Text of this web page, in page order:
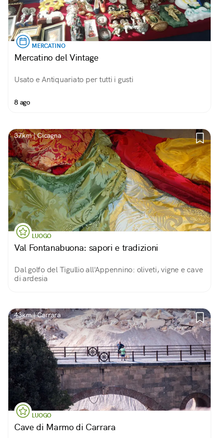
MERCATINO
Mercatino del Vintage
Usato e Antiquariato per tutti i gusti
8 ago
37km | Cicagna
LUOGO
Val Fontanabuona: sapori e tradizioni
Dal golfo del Tigullio all'Appennino: oliveti, vigne e cave
di ardesia
43km | Carrara
LUOGO
Cave di Marmo di Carrara